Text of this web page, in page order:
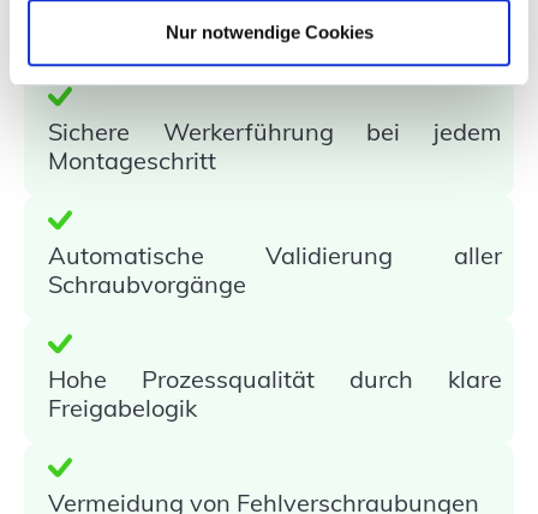
Nur notwendige Cookies
Das Ergebnis
Sichere Werkerführung bei jedem
Montageschritt
Automatische Validierung aller
Schraubvorgänge
Hohe Prozessqualität durch klare
Freigabelogik
Vermeidung von Fehlverschraubungen